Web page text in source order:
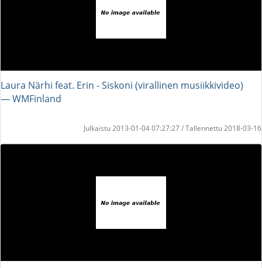
Laura Närhi feat. Erin - Siskoni (virallinen musiikkivideo)
― WMFinland
Julkaistu 2013-01-04 07:27:27 / Tallennettu 2018-03-16